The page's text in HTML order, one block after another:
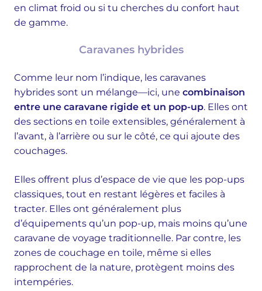
en climat froid ou si tu cherches du confort haut
de gamme.
Caravanes hybrides
Comme leur nom l’indique, les caravanes
hybrides sont un mélange—ici, une combinaison
entre une caravane rigide et un pop-up. Elles ont
des sections en toile extensibles, généralement à
l’avant, à l’arrière ou sur le côté, ce qui ajoute des
couchages.
Elles offrent plus d’espace de vie que les pop-ups
classiques, tout en restant légères et faciles à
tracter. Elles ont généralement plus
d’équipements qu’un pop-up, mais moins qu’une
caravane de voyage traditionnelle. Par contre, les
zones de couchage en toile, même si elles
rapprochent de la nature, protègent moins des
intempéries.